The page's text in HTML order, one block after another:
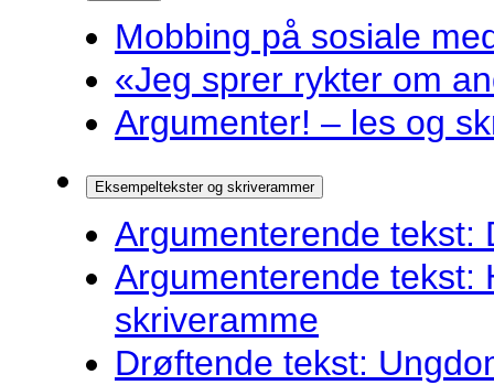
Mobbing på sosiale
«Jeg sprer rykter om
Argumenter! – les og
Eksempeltekster og skriverammer
Argumenterende tekst:
Argumenterende tekst:
skriveramme
Drøftende tekst: